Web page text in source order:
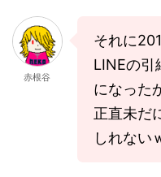
赤根谷
それに
LINEの引
になった
正直未だ
しれない